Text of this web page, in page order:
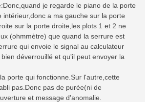
je regarde le piano de la porte
intérieur,donc a ma gauche sur la porte
sur la porte droite,les plots 1 et 2 ne
(ohmmètre) que quand la serrure est
qui envoie le signal au calculateur
déverrouillé et qu'il peut envoyer la
porte qui fonctionne.Sur l'autre,cette
pas.Donc pas de purée(ni de
et message d'anomalie.